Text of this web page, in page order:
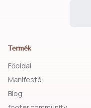
Termék
Főoldal
Manifestó
Blog